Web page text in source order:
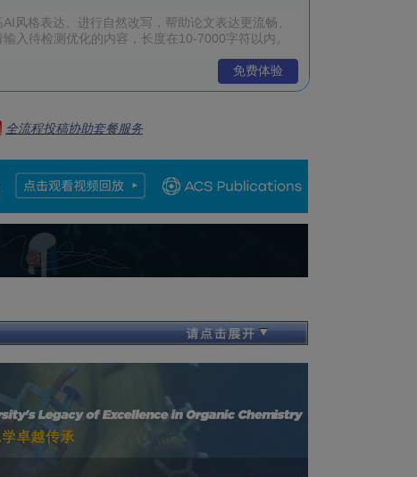
免费体验
全流程投稿协助套餐服务